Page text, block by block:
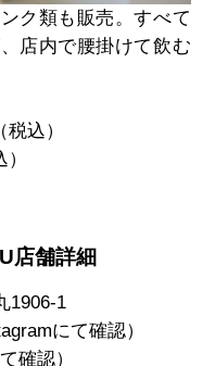
ク類も販売。すべて
店内で腰掛けて飲む
税込）
店舗詳細
1906-1
にて確認）
確認）